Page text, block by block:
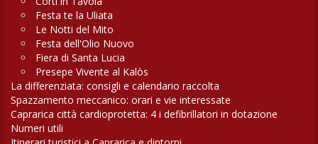
Festa te la Uliata
Le Notti del Mito
Festa dell'Olio Nuovo
Fiera di Santa Lucia
Presepe Vivente al Kalòs
La differenziata: consigli e calendario raccolta
Spazzamento meccanico: orari e vie interessate
Caprarica città cardioprotetta: 4 i defibrillatori in dotazione
Numeri utili